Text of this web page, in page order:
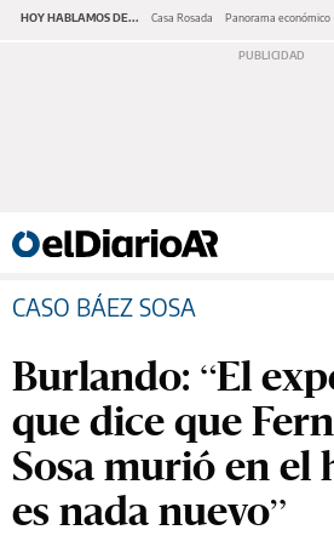
HOY HABLAMOS DE... Casa Rosada Panorama económico
CASO BÁEZ SOSA
Burlando: “El
que dice que
Sosa murió en el
es nada nuevo”